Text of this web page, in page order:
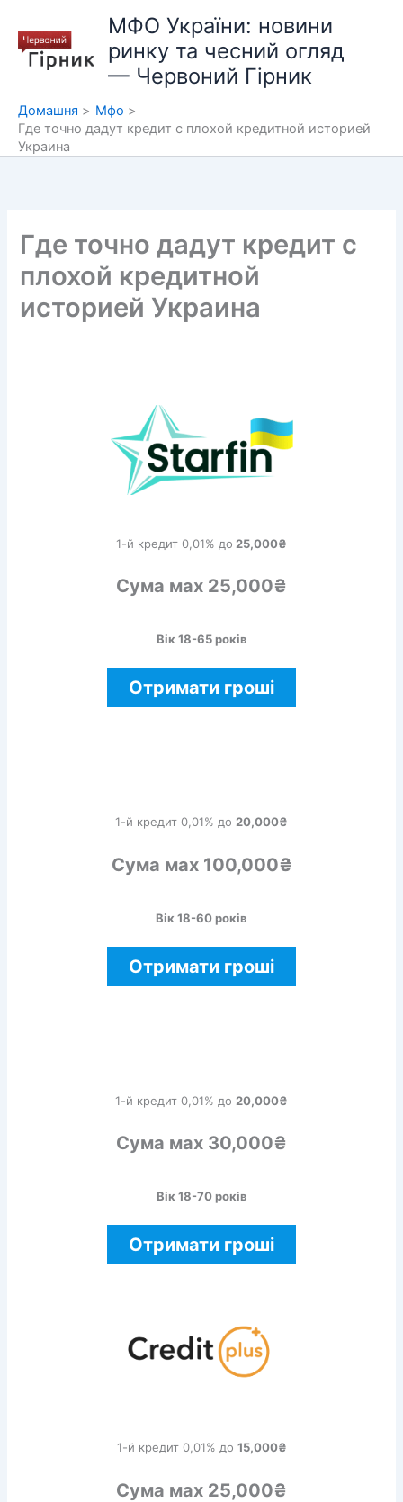
вмісту
МФО України: новини
ринку та чесний огляд
— Червоний Гірник
Домашня
Мфо
Где точно дадут кредит с плохой кредитной историей
Украина
Где точно дадут кредит с
плохой кредитной
историей Украина
1-й кредит 0,01% до 25,000₴
Сума мах 25,000₴
Вік 18-65 років
Отримати гроші
1-й кредит 0,01% до 20,000₴
Сума мах 100,000₴
Вік 18-60 років
Отримати гроші
1-й кредит 0,01% до 20,000₴
Сума мах 30,000₴
Вік 18-70 років
Отримати гроші
1-й кредит 0,01% до 15,000₴
Сума мах 25,000₴